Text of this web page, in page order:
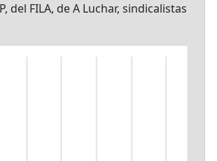
FILA, de A Luchar, sindicalistas